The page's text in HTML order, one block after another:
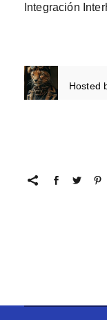
Integración
Hosted